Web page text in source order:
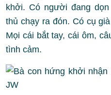
khởi. Có người đang
thủ chạy ra đón. Có cụ
Mọi cái bắt tay, cái ôm,
tình cảm.